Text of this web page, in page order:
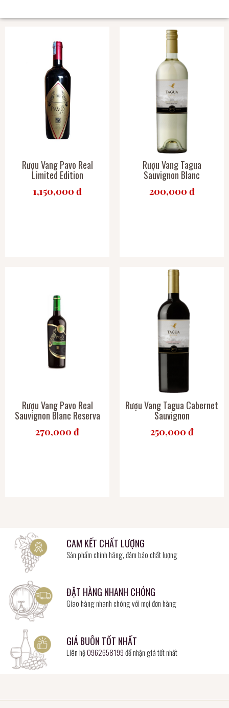
Rượu Vang Pavo Real
Limited Edition
1,150,000 đ
Rượu Vang Tagua
Sauvignon Blanc
200,000 đ
Rượu Vang Pavo Real
Sauvignon Blanc Reserva
270,000 đ
Rượu Vang Tagua Cabernet
Sauvignon
250,000 đ
CAM KẾT CHẤT LƯỢNG
Sản phẩm chính hãng, đảm bảo chất lượng
ĐẶT HÀNG NHANH CHÓNG
Giao hàng nhanh chóng với mọi đơn hàng
GIÁ BUÔN TỐT NHẤT
Liên hệ0962658199để nhận giá tốt nhất